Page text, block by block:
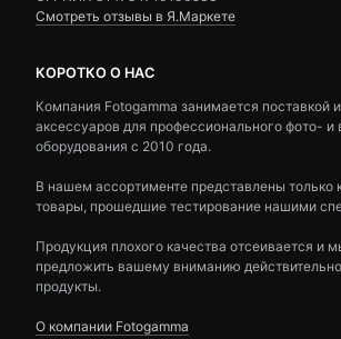
Смотреть отзывы в Я.Маркете
КОРОТКО О НАС
Компания Fotogamma занимается поставкой
аксессуаров для профессионального фото- и
оборудования с 2010 года.
В нашем ассортименте представлены только
товары, прошедшие тестирование нашими
Продукция плохого качества отсеивается и
предложить вашему вниманию
продукты.
О компании Fotogamma